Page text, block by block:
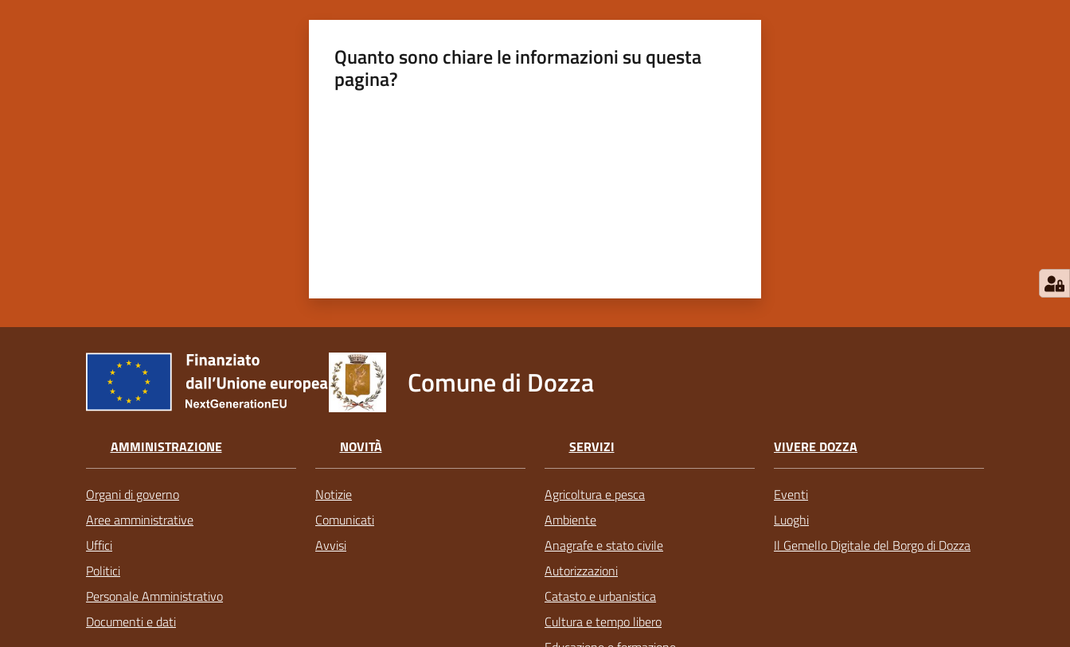
Quanto sono chiare le informazioni su questa
pagina?
Comune di Dozza
AMMINISTRAZIONE
Organi di governo
Aree amministrative
Uffici
Politici
Personale Amministrativo
Documenti e dati
NOVITÀ
Notizie
Comunicati
Avvisi
SERVIZI
Agricoltura e pesca
Ambiente
Anagrafe e stato civile
Autorizzazioni
Catasto e urbanistica
Cultura e tempo libero
VIVERE DOZZA
Eventi
Luoghi
Il Gemello Digitale del Borgo di Dozza